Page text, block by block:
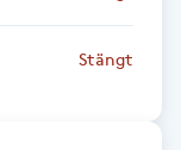
Stängt